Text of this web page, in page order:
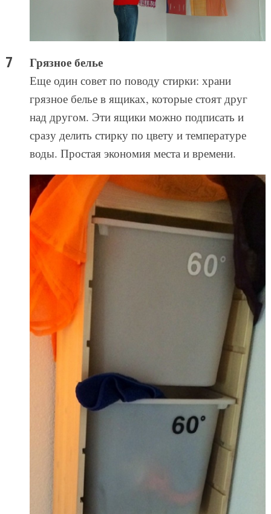
Грязное белье
Еще один совет по поводу стирки: храни
грязное белье в ящиках, которые стоят друг
над другом. Эти ящики можно подписать и
сразу делить стирку по цвету и температуре
воды. Простая экономия места и времени.